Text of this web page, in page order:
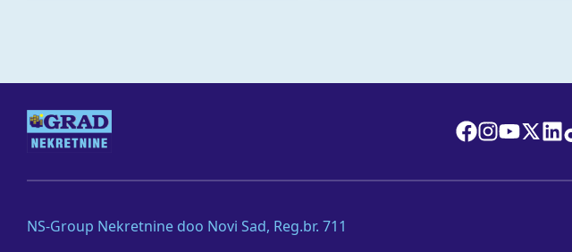
NS-Group Nekretnine doo Novi Sad, Reg.br. 711